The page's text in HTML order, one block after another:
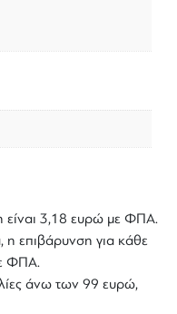
είναι 3,18 ευρώ με ΦΠΑ.
η επιβάρυνση για κάθε
ΦΠΑ.
άνω των 99 ευρώ,